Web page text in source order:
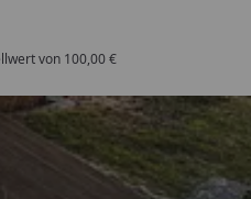
von 100,00 €